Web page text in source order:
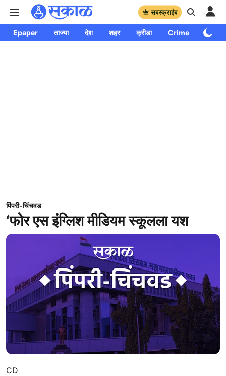
सबस्क्राईब
Epaper ताज्या देश शहर क्रीडा Crime
पिंपरी-चिंचवड
‘फोर एस इंग्लिश मीडियम स्कूलला यश
CD